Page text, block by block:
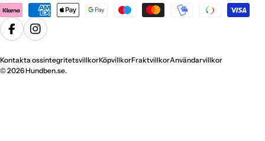
Betalningsmetoder
FacebookInstagram
© 2026Hundben.se.
Kontakta ossintegritetsvillkorKöpvillkorFraktvillkorAnvändarvillkor